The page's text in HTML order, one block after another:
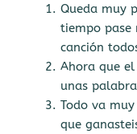
Queda muy
tiempo pase
canción
Ahora que
unas
Todo va
que